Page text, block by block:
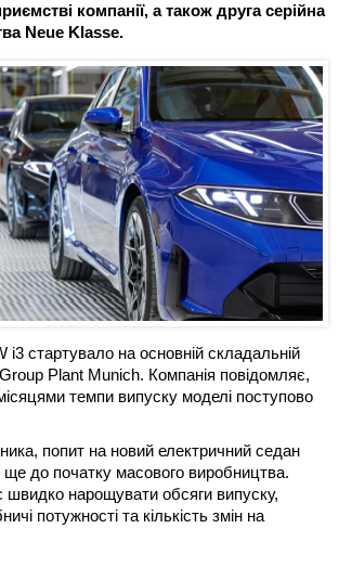
компанії, а також друга серійна
Neue Klasse.
стартувало на основній складальній
Group Plant Munich. Компанія повідомляє,
темпи випуску моделі поступово
попит на новий електричний седан
до початку масового виробництва.
нарощувати обсяги випуску,
потужності та кількість змін на